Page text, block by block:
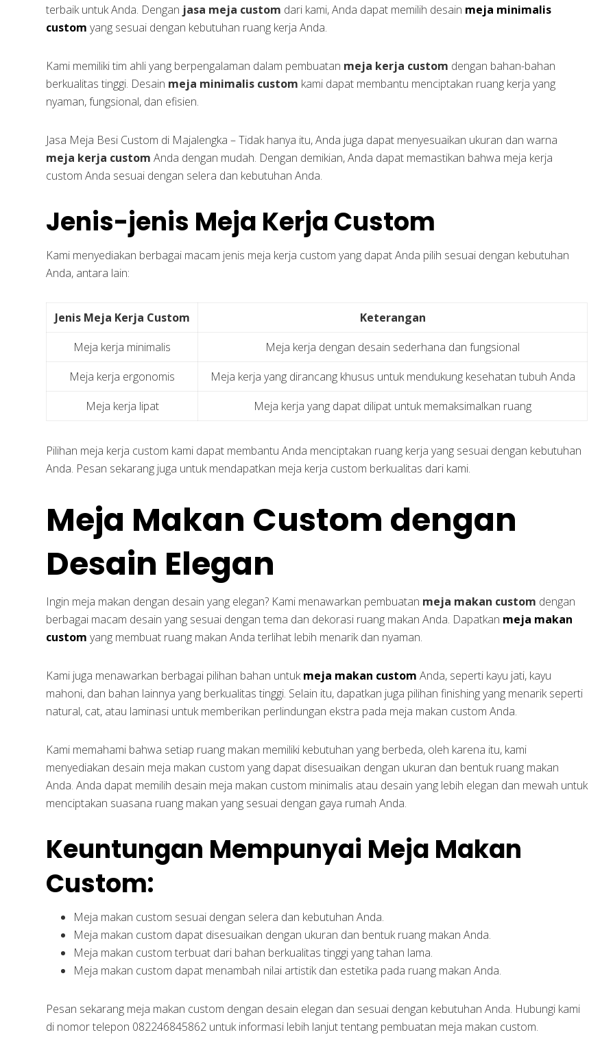
terbaik untuk Anda. Dengan jasa meja custom dari kami, Anda dapat memilih desain meja minimalis
custom yang sesuai dengan kebutuhan ruang kerja Anda.
Kami memiliki tim ahli yang berpengalaman dalam pembuatan meja kerja custom dengan bahan-bahan
berkualitas tinggi. Desain meja minimalis custom kami dapat membantu menciptakan ruang kerja yang
nyaman, fungsional, dan efisien.
Jasa Meja Besi Custom di Majalengka – Tidak hanya itu, Anda juga dapat menyesuaikan ukuran dan warna
meja kerja custom Anda dengan mudah. Dengan demikian, Anda dapat memastikan bahwa meja kerja
custom Anda sesuai dengan selera dan kebutuhan Anda.
Jenis-jenis Meja Kerja Custom
Kami menyediakan berbagai macam jenis meja kerja custom yang dapat Anda pilih sesuai dengan kebutuhan
Anda, antara lain:
Jenis Meja Kerja Custom
Keterangan
Meja kerja minimalis
Meja kerja dengan desain sederhana dan fungsional
Meja kerja ergonomis
Meja kerja yang dirancang khusus untuk mendukung kesehatan tubuh Anda
Meja kerja lipat
Meja kerja yang dapat dilipat untuk memaksimalkan ruang
Pilihan meja kerja custom kami dapat membantu Anda menciptakan ruang kerja yang sesuai dengan kebutuhan
Anda. Pesan sekarang juga untuk mendapatkan meja kerja custom berkualitas dari kami.
Meja Makan Custom dengan
Desain Elegan
Ingin meja makan dengan desain yang elegan? Kami menawarkan pembuatan meja makan custom dengan
berbagai macam desain yang sesuai dengan tema dan dekorasi ruang makan Anda. Dapatkan meja makan
custom yang membuat ruang makan Anda terlihat lebih menarik dan nyaman.
Kami juga menawarkan berbagai pilihan bahan untukmeja makan custom Anda, seperti kayu jati, kayu
mahoni, dan bahan lainnya yang berkualitas tinggi. Selain itu, dapatkan juga pilihan finishing yang menarik seperti
natural, cat, atau laminasi untuk memberikan perlindungan ekstra pada meja makan custom Anda.
Kami memahami bahwa setiap ruang makan memiliki kebutuhan yang berbeda, oleh karena itu, kami
menyediakan desain meja makan custom yang dapat disesuaikan dengan ukuran dan bentuk ruang makan
Anda. Anda dapat memilih desain meja makan custom minimalis atau desain yang lebih elegan dan mewah untuk
menciptakan suasana ruang makan yang sesuai dengan gaya rumah Anda.
Keuntungan Mempunyai Meja Makan
Custom:
Meja makan custom sesuai dengan selera dan kebutuhan Anda.
Meja makan custom dapat disesuaikan dengan ukuran dan bentuk ruang makan Anda.
Meja makan custom terbuat dari bahan berkualitas tinggi yang tahan lama.
Meja makan custom dapat menambah nilai artistik dan estetika pada ruang makan Anda.
Pesan sekarang meja makan custom dengan desain elegan dan sesuai dengan kebutuhan Anda. Hubungi kami
di nomor telepon 082246845862 untuk informasi lebih lanjut tentang pembuatan meja makan custom.